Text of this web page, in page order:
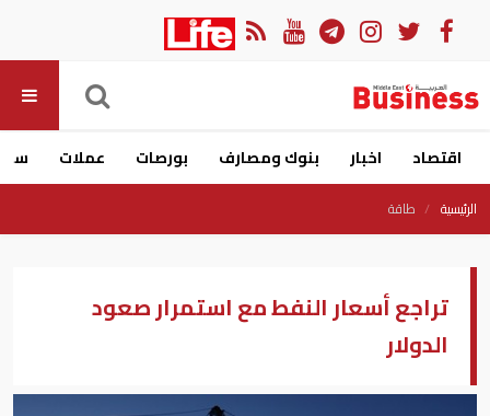
اقتصاد اخبار بنوك ومصارف بورصات عملات
الرئيسية طاقة
تراجع أسعار النفط مع استمرار صعود
الدولار